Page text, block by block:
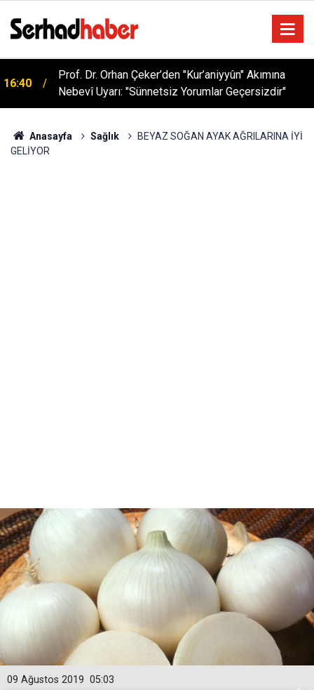
05:57
Sağlıklı Beslenmede Yeni Trend: Düşük Kalorili
Multi-Fiber İçecek Tozu
Anasayfa Sağlık
BEYAZ SOĞAN AYAK AĞRILARINA İYİ
GELİYOR
05:03
09 Ağustos 2019